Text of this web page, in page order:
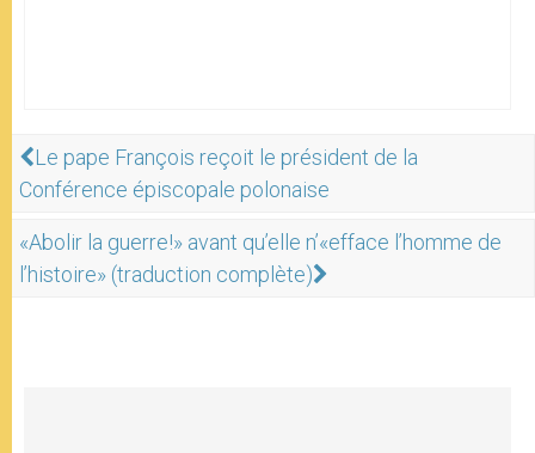
Le pape François reçoit le président de la
Conférence épiscopale polonaise
«Abolir la guerre!» avant qu’elle n’«efface l’homme de
l’histoire» (traduction complète)